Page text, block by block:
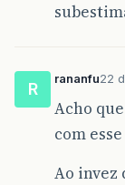
R
rananfu22
Acho
com
Ao invez